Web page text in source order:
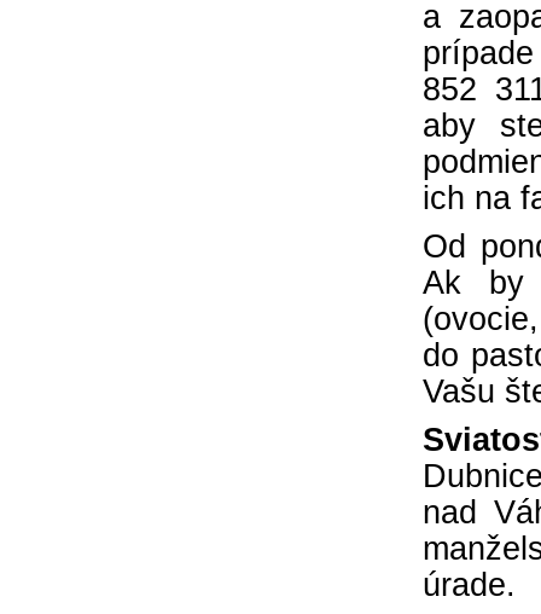
a
852
aby
ich na
Od
Ak by
do
Vašu
nad
úrade.